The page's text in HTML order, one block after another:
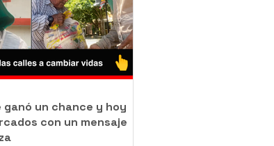
ganó un chance y hoy
con un mensaje